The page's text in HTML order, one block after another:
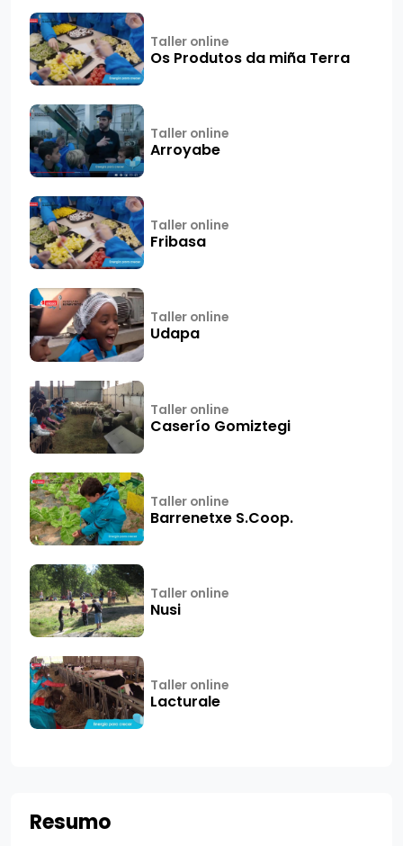
Resumo
Taller online
Os Produtos da miña Terra
Taller online
Arroyabe
Taller online
Fribasa
Taller online
Udapa
Taller online
Caserío Gomiztegi
Taller online
Barrenetxe S.Coop.
Taller online
Nusi
Taller online
Lacturale